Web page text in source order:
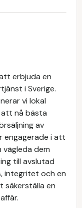
erbjuda en
i Sverige.
vi lokal
nå bästa
av
engagerade i att
dem
till avslutad
integritet och en
säkerställa en